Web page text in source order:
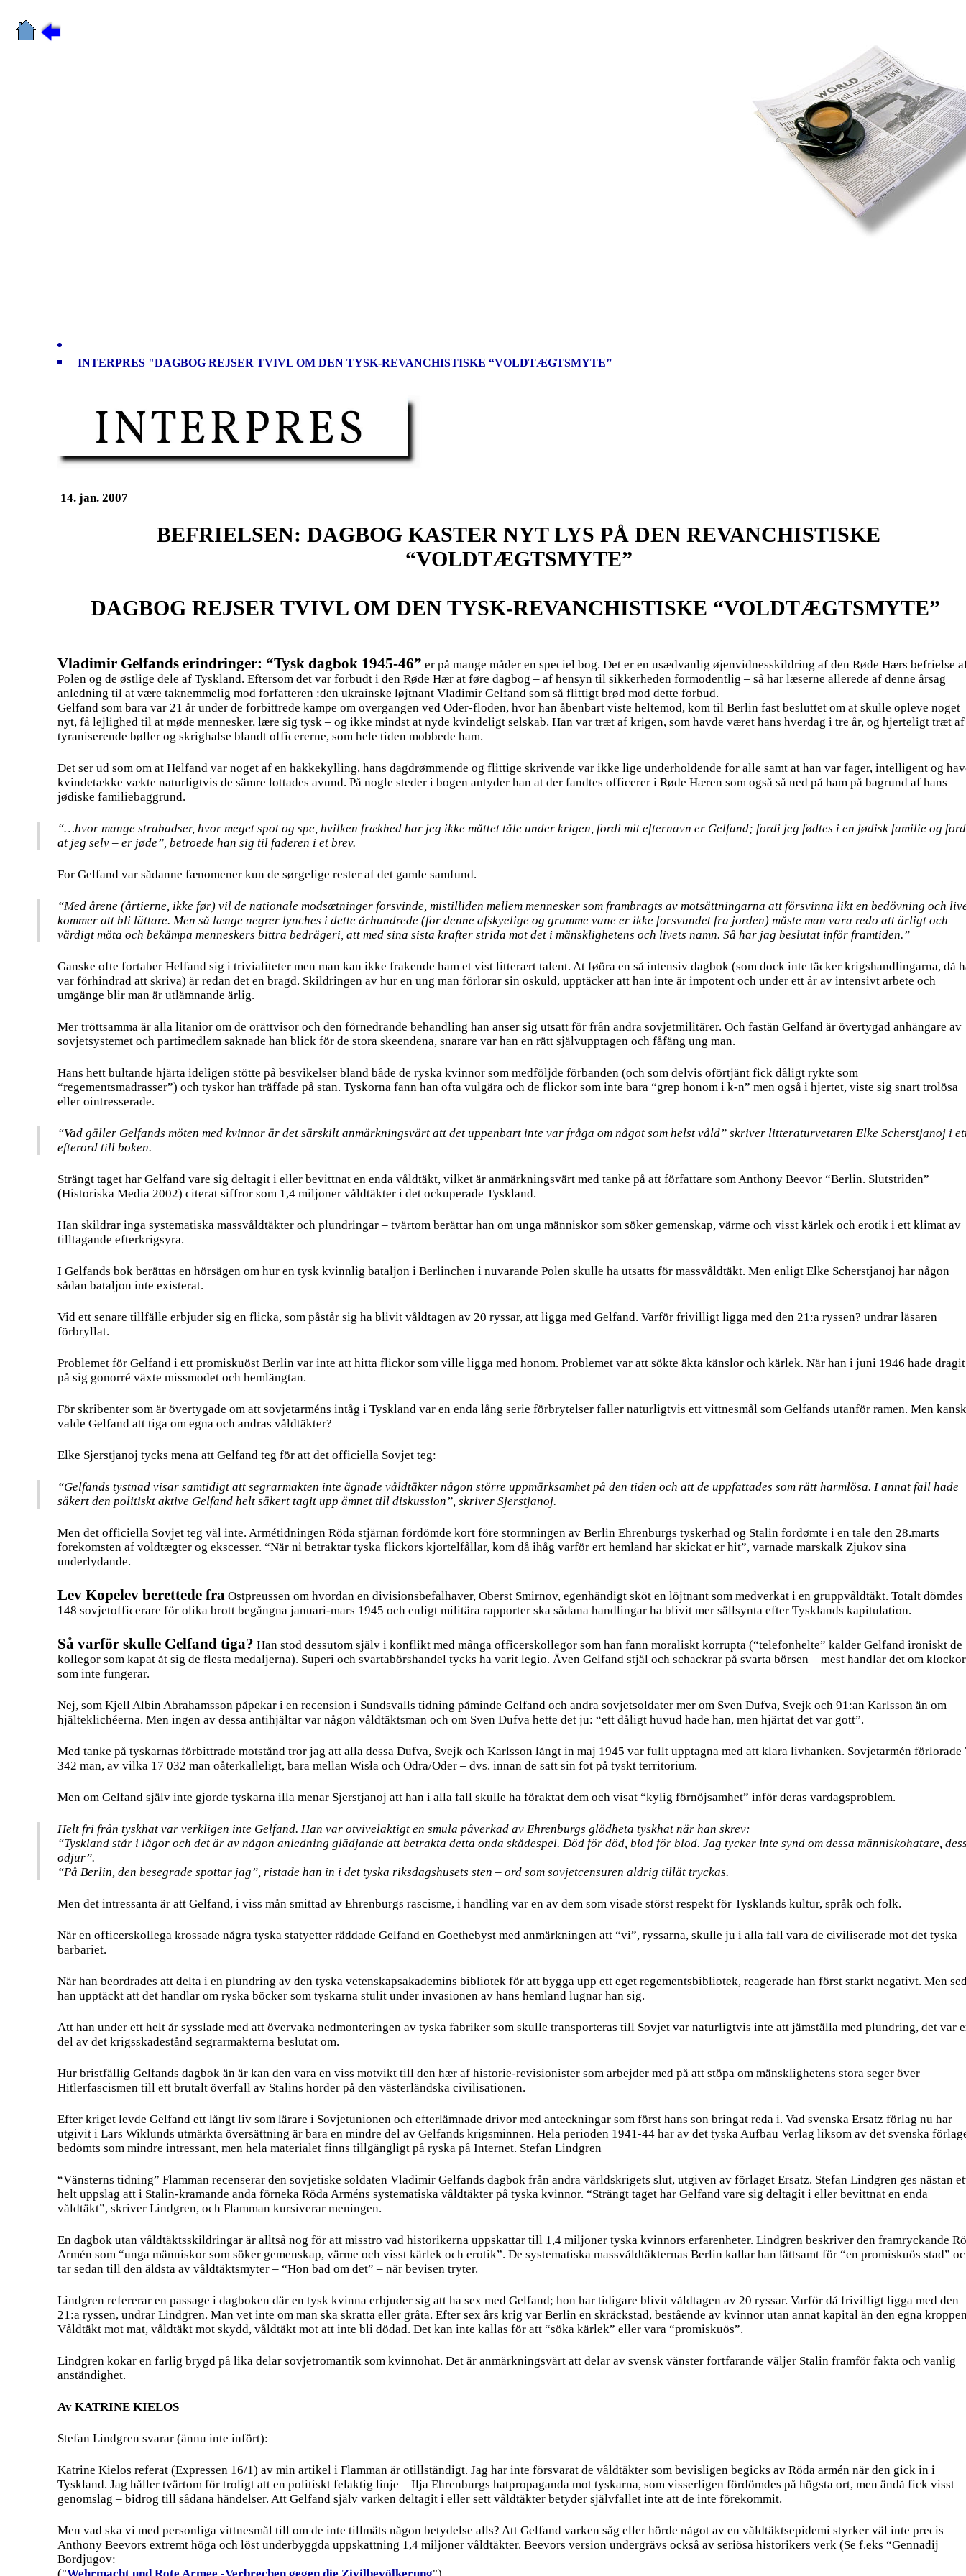
INTERPRES "DAGBOG REJSER TVIVL OM DEN TYSK-REVANCHISTISKE “VOLDTÆGTSMYTE”
14. jan. 2007
BEFRIELSEN: DAGBOG KASTER NYT LYS PÅ DEN REVANCHISTISKE
“VOLDTÆGTSMYTE”
DAGBOG REJSER TVIVL OM DEN TYSK-REVANCHISTISKE “VOLDTÆGTSMYTE”
Vladimir Gelfands erindringer: “Tysk dagbok 1945-46” er på mange måder en speciel bog. Det er en usædvanlig øjenvidnesskildring af den Røde Hærs befrielse
Polen og de østlige dele af Tyskland. Eftersom det var forbudt i den Røde Hær at føre dagbog – af hensyn til sikkerheden formodentlig – så har læserne allerede af denne årsag
anledning til at være taknemmelig mod forfatteren :den ukrainske løjtnant Vladimir Gelfand som så flittigt brød mod dette forbud.
Gelfand som bara var 21 år under de forbittrede kampe om overgangen ved Oder-floden, hvor han åbenbart viste heltemod, kom til Berlin fast besluttet om at skulle opleve noget
nyt, få lejlighed til at møde mennesker, lære sig tysk – og ikke mindst at nyde kvindeligt selskab. Han var træt af krigen, som havde været hans hverdag i tre år, og hjerteligt træt af
tyraniserende bøller og skrighalse blandt officererne, som hele tiden mobbede ham.
Det ser ud som om at Helfand var noget af en hakkekylling, hans dagdrømmende og flittige skrivende var ikke lige underholdende for alle samt at han var fager, intelligent og
kvindetække vækte naturligtvis de sämre lottades avund. På nogle steder i bogen antyder han at der fandtes officerer i Røde Hæren som også så ned på ham på bagrund af hans
jødiske familiebaggrund.
“…hvor mange strabadser, hvor meget spot og spe, hvilken frækhed har jeg ikke måttet tåle under krigen, fordi mit efternavn er Gelfand; fordi jeg fødtes i en jødisk familie og
at jeg selv – er jøde”, betroede han sig til faderen i et brev.
For Gelfand var sådanne fænomener kun de sørgelige rester af det gamle samfund.
“Med årene (årtierne, ikke før) vil de nationale modsætninger forsvinde, mistilliden mellem mennesker som frambragts av motsättningarna att försvinna likt en bedövning och
kommer att bli lättare. Men så længe negrer lynches i dette århundrede (for denne afskyelige og grumme vane er ikke forsvundet fra jorden) måste man vara redo att ärligt och
värdigt möta och bekämpa menneskers bittra bedrägeri, att med sina sista krafter strida mot det i mänsklighetens och livets namn. Så har jag beslutat inför framtiden.”
Ganske ofte fortaber Helfand sig i trivialiteter men man kan ikke frakende ham et vist litterært talent. At føöra en så intensiv dagbok (som dock inte täcker krigshandlingarna, då
var förhindrad att skriva) är redan det en bragd. Skildringen av hur en ung man förlorar sin oskuld, upptäcker att han inte är impotent och under ett år av intensivt arbete och
umgänge blir man är utlämnande ärlig.
Mer tröttsamma är alla litanior om de orättvisor och den förnedrande behandling han anser sig utsatt för från andra sovjetmilitärer. Och fastän Gelfand är övertygad anhängare av
sovjetsystemet och partimedlem saknade han blick för de stora skeendena, snarare var han en rätt självupptagen och fåfäng ung man.
Hans hett bultande hjärta ideligen stötte på besvikelser bland både de ryska kvinnor som medföljde förbanden (och som delvis oförtjänt fick dåligt rykte som
“regementsmadrasser”) och tyskor han träffade på stan. Tyskorna fann han ofta vulgära och de flickor som inte bara “grep honom i k-n” men også i hjertet, viste sig snart trolösa
eller ointresserade.
“Vad gäller Gelfands möten med kvinnor är det särskilt anmärkningsvärt att det uppenbart inte var fråga om något som helst våld” skriver litteraturvetaren Elke Scherstjanoj i
efterord till boken.
Strängt taget har Gelfand vare sig deltagit i eller bevittnat en enda våldtäkt, vilket är anmärkningsvärt med tanke på att författare som Anthony Beevor “Berlin. Slutstriden”
(Historiska Media 2002) citerat siffror som 1,4 miljoner våldtäkter i det ockuperade Tyskland.
Han skildrar inga systematiska massvåldtäkter och plundringar – tvärtom berättar han om unga människor som söker gemenskap, värme och visst kärlek och erotik i ett klimat av
tilltagande efterkrigsyra.
I Gelfands bok berättas en hörsägen om hur en tysk kvinnlig bataljon i Berlinchen i nuvarande Polen skulle ha utsatts för massvåldtäkt. Men enligt Elke Scherstjanoj har någon
sådan bataljon inte existerat.
Vid ett senare tillfälle erbjuder sig en flicka, som påstår sig ha blivit våldtagen av 20 ryssar, att ligga med Gelfand. Varför frivilligt ligga med den 21:a ryssen? undrar läsaren
förbryllat.
Problemet för Gelfand i ett promiskuöst Berlin var inte att hitta flickor som ville ligga med honom. Problemet var att sökte äkta känslor och kärlek. När han i juni 1946 hade dragit
på sig gonorré växte missmodet och hemlängtan.
För skribenter som är övertygade om att sovjetarméns intåg i Tyskland var en enda lång serie förbrytelser faller naturligtvis ett vittnesmål som Gelfands utanför ramen. Men
valde Gelfand att tiga om egna och andras våldtäkter?
Elke Sjerstjanoj tycks mena att Gelfand teg för att det officiella Sovjet teg:
“Gelfands tystnad visar samtidigt att segrarmakten inte ägnade våldtäkter någon större uppmärksamhet på den tiden och att de uppfattades som rätt harmlösa. I annat fall hade
säkert den politiskt aktive Gelfand helt säkert tagit upp ämnet till diskussion”, skriver Sjerstjanoj.
Men det officiella Sovjet teg väl inte. Armétidningen Röda stjärnan fördömde kort före stormningen av Berlin Ehrenburgs tyskerhad og Stalin fordømte i en tale den 28.marts
forekomsten af voldtægter og ekscesser. “När ni betraktar tyska flickors kjortelfållar, kom då ihåg varför ert hemland har skickat er hit”, varnade marskalk Zjukov sina
underlydande.
Lev Kopelev berettede fra Ostpreussen om hvordan en divisionsbefalhaver, Oberst Smirnov, egenhändigt sköt en löjtnant som medverkat i en gruppvåldtäkt. Totalt dömdes
148 sovjetofficerare för olika brott begångna januari-mars 1945 och enligt militära rapporter ska sådana handlingar ha blivit mer sällsynta efter Tysklands kapitulation.
Så varför skulle Gelfand tiga? Han stod dessutom själv i konflikt med många officerskollegor som han fann moraliskt korrupta (“telefonhelte” kalder Gelfand ironiskt de
kollegor som kapat åt sig de flesta medaljerna). Superi och svartabörshandel tycks ha varit legio. Även Gelfand stjäl och schackrar på svarta börsen – mest handlar det om klockor
som inte fungerar.
Nej, som Kjell Albin Abrahamsson påpekar i en recension i Sundsvalls tidning påminde Gelfand och andra sovjetsoldater mer om Sven Dufva, Svejk och 91:an Karlsson än om
hjälteklichéerna. Men ingen av dessa antihjältar var någon våldtäktsman och om Sven Dufva hette det ju: “ett dåligt huvud hade han, men hjärtat det var gott”.
Med tanke på tyskarnas förbittrade motstånd tror jag att alla dessa Dufva, Svejk och Karlsson långt in maj 1945 var fullt upptagna med att klara livhanken. Sovjetarmén förlorade
342 man, av vilka 17 032 man oåterkalleligt, bara mellan Wisła och Odra/Oder – dvs. innan de satt sin fot på tyskt territorium.
Men om Gelfand själv inte gjorde tyskarna illa menar Sjerstjanoj att han i alla fall skulle ha föraktat dem och visat “kylig förnöjsamhet” inför deras vardagsproblem.
Helt fri från tyskhat var verkligen inte Gelfand. Han var otvivelaktigt en smula påverkad av Ehrenburgs glödheta tyskhat när han skrev:
“Tyskland står i lågor och det är av någon anledning glädjande att betrakta detta onda skådespel. Död för död, blod för blod. Jag tycker inte synd om dessa människohatare,
odjur”.
“På Berlin, den besegrade spottar jag”, ristade han in i det tyska riksdagshusets sten – ord som sovjetcensuren aldrig tillät tryckas.
Men det intressanta är att Gelfand, i viss mån smittad av Ehrenburgs rascisme, i handling var en av dem som visade störst respekt för Tysklands kultur, språk och folk.
När en officerskollega krossade några tyska statyetter räddade Gelfand en Goethebyst med anmärkningen att “vi”, ryssarna, skulle ju i alla fall vara de civiliserade mot det tyska
barbariet.
När han beordrades att delta i en plundring av den tyska vetenskapsakademins bibliotek för att bygga upp ett eget regementsbibliotek, reagerade han först starkt negativt. Men
han upptäckt att det handlar om ryska böcker som tyskarna stulit under invasionen av hans hemland lugnar han sig.
Att han under ett helt år sysslade med att övervaka nedmonteringen av tyska fabriker som skulle transporteras till Sovjet var naturligtvis inte att jämställa med plundring, det var
del av det krigsskadestånd segrarmakterna beslutat om.
Hur bristfällig Gelfands dagbok än är kan den vara en viss motvikt till den hær af historie-revisionister som arbejder med på att stöpa om mänsklighetens stora seger över
Hitlerfascismen till ett brutalt överfall av Stalins horder på den västerländska civilisationen.
Efter kriget levde Gelfand ett långt liv som lärare i Sovjetunionen och efterlämnade drivor med anteckningar som först hans son bringat reda i. Vad svenska Ersatz förlag nu har
utgivit i Lars Wiklunds utmärkta översättning är bara en mindre del av Gelfands krigsminnen. Hela perioden 1941-44 har av det tyska Aufbau Verlag liksom av det svenska
bedömts som mindre intressant, men hela materialet finns tillgängligt på ryska på Internet. Stefan Lindgren
“Vänsterns tidning” Flamman recenserar den sovjetiske soldaten Vladimir Gelfands dagbok från andra världskrigets slut, utgiven av förlaget Ersatz. Stefan Lindgren ges nästan
helt uppslag att i Stalin-kramande anda förneka Röda Arméns systematiska våldtäkter på tyska kvinnor. “Strängt taget har Gelfand vare sig deltagit i eller bevittnat en enda
våldtäkt”, skriver Lindgren, och Flamman kursiverar meningen.
En dagbok utan våldtäktsskildringar är alltså nog för att misstro vad historikerna uppskattar till 1,4 miljoner tyska kvinnors erfarenheter. Lindgren beskriver den framryckande
Armén som “unga människor som söker gemenskap, värme och visst kärlek och erotik”. De systematiska massvåldtäkternas Berlin kallar han lättsamt för “en promiskuös stad”
tar sedan till den äldsta av våldtäktsmyter – “Hon bad om det” – när bevisen tryter.
Lindgren refererar en passage i dagboken där en tysk kvinna erbjuder sig att ha sex med Gelfand; hon har tidigare blivit våldtagen av 20 ryssar. Varför då frivilligt ligga med den
21:a ryssen, undrar Lindgren. Man vet inte om man ska skratta eller gråta. Efter sex års krig var Berlin en skräckstad, bestående av kvinnor utan annat kapital än den egna
Våldtäkt mot mat, våldtäkt mot skydd, våldtäkt mot att inte bli dödad. Det kan inte kallas för att “söka kärlek” eller vara “promiskuös”.
Lindgren kokar en farlig brygd på lika delar sovjetromantik som kvinnohat. Det är anmärkningsvärt att delar av svensk vänster fortfarande väljer Stalin framför fakta och vanlig
anständighet.
Av KATRINE KIELOS
Stefan Lindgren svarar (ännu inte infört):
Katrine Kielos referat (Expressen 16/1) av min artikel i Flamman är otillständigt. Jag har inte försvarat de våldtäkter som bevisligen begicks av Röda armén när den gick in i
Tyskland. Jag håller tvärtom för troligt att en politiskt felaktig linje – Ilja Ehrenburgs hatpropaganda mot tyskarna, som visserligen fördömdes på högsta ort, men ändå fick visst
genomslag – bidrog till sådana händelser. Att Gelfand själv varken deltagit i eller sett våldtäkter betyder självfallet inte att de inte förekommit.
Men vad ska vi med personliga vittnesmål till om de inte tillmäts någon betydelse alls? Att Gelfand varken såg eller hörde något av en våldtäktsepidemi styrker väl inte precis
Anthony Beevors extremt höga och löst underbyggda uppskattning 1,4 miljoner våldtäkter. Beevors version undergrävs också av seriösa historikers verk (Se f.eks “Gennadij
Bordjugov:
("Wehrmacht und Rote Armee -Verbrechen gegen die Zivilbevölkerung").